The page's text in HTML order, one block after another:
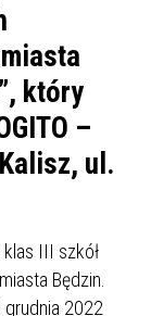
który
–
ul.
III szkół
Będzin.
grudnia 2022